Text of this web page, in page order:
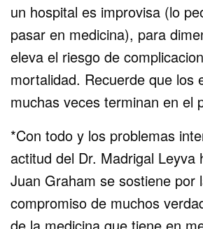
un hospital es improvisa (lo
pasar en medicina), para
eleva el riesgo de
mortalidad. Recuerde que los
muchas veces terminan en el
*Con todo y los problemas
actitud del Dr. Madrigal Leyva
Juan Graham se sostiene por
compromiso de muchos
de la medicina que tiene en